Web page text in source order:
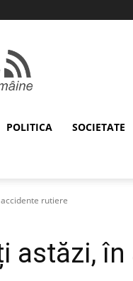
POLITICA SOCIETATE
rutiere
astăzi,